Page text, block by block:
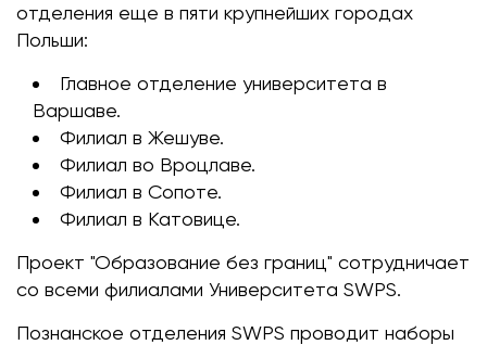
отделения еще в пяти крупнейших городах
Польши:
Главное отделение университета в
Варшаве.
Филиал в Жешуве.
Филиал во Вроцлаве.
Филиал в Сопоте.
Филиал в Катовице.
Проект "Образование без границ" сотрудничает
со всеми филиалами Университета SWPS.
Познанское отделения SWPS проводит наборы